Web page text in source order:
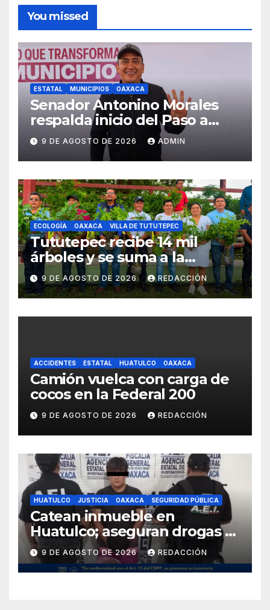
You missed
ESTATAL MUNICIPIOS OAXACA
Senador Antonino Morales
respalda inicio del Paso a
Desnivel Monumento a
Juárez
9 DE AGOSTO DE 2026 ADMIN
ECOLOGÍA OAXACA VILLA DE TUTUTEPEC
Tututepec recibe 14 mil
árboles y se suma a la
Jornada Nacional de
Reforestación 2026
9 DE AGOSTO DE 2026 REDACCIÓN
ACCIDENTES ESTATAL HUATULCO OAXACA
Camión vuelca con carga de
cocos en la Federal 200
9 DE AGOSTO DE 2026 REDACCIÓN
HUATULCO JUSTICIA OAXACA SEGURIDAD PÚBLICA
Catean inmueble en
Huatulco; aseguran drogas y
detienen a una persona
9 DE AGOSTO DE 2026 REDACCIÓN